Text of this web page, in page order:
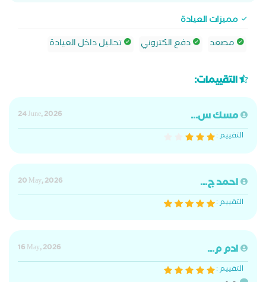
مميزات العيادة
مصعد
دفع الكتروني تحاليل داخل العيادة
التقييمات:
مسك س...
24 June, 2026
التقييم :
احمد ج...
20 May, 2026
التقييم :
ادم م...
16 May, 2026
التقييم :